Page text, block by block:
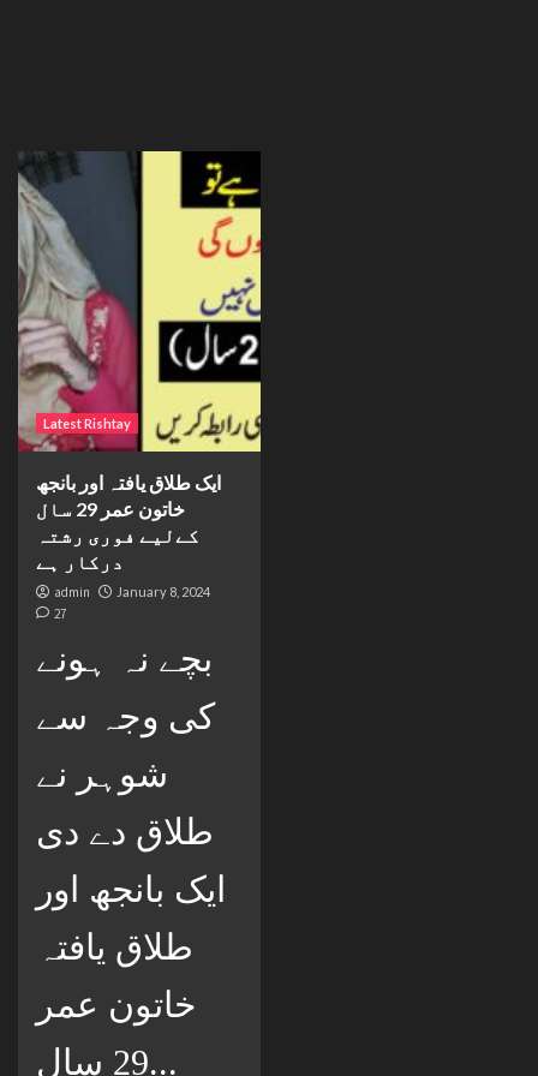
Latest Rishtay
ایک طلاق یافتہ اور بانجھ
خاتون عمر 29 سال
کےلیے فوری رشتہ
درکار ہے
admin January 8, 2024
27
بچے نہ ہونے
کی وجہ سے
شوہر نے
طلاق دے دی
ایک بانجھ اور
طلاق یافتہ
خاتون عمر
29 سال...